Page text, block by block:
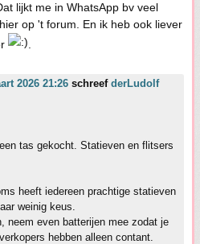
lijkt me in WhatsApp bv veel
op 't forum. En ik heb ook liever
2026 21:26 schreef derLudolf
tas gekocht. Statieven en flitsers
heeft iedereen prachtige statieven
weinig keus.
neem even batterijen mee zodat je
hebben alleen contant.